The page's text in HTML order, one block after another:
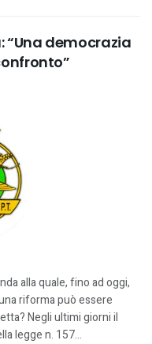
“Una democrazia
alla quale, fino ad oggi,
riforma può essere
Negli ultimi giorni il
legge n. 157...